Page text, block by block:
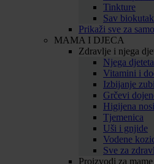
Tinkture
Sav biokutak
Prikaži sve za
MAMA I DJECA
Zdravlje i njega
Njega djeteta
Vitamini i
Izbijanje
Grčevi
Higijena
Tjemenica
Uši i gnjide
Vodene
Sve za
Proizvodi za mame